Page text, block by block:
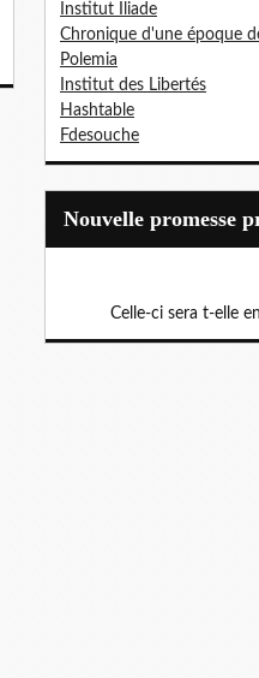
Institut Iliade
Chronique d'une époque
Polemia
Institut des Libertés
Hashtable
Fdesouche
Nouvelle promesse
Celle-ci sera t-elle